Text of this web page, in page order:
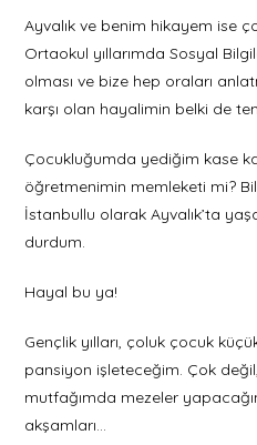
Ayvalık ve benim hikayem ise
Ortaokul yıllarımda Sosyal
olması ve bize hep oraları
karşı olan hayalimin belki de
Çocukluğumda yediğim kase
öğretmenimin memleketi mi?
İstanbullu olarak Ayvalık’ta
durdum.
Hayal bu ya!
Gençlik yılları, çoluk çocuk
pansiyon işleteceğim. Çok
mutfağımda mezeler
akşamları…